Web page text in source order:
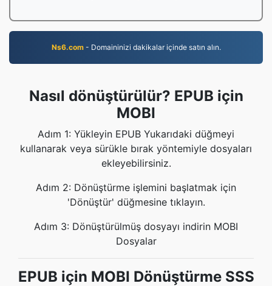
Ns6.com- Domaininizi dakikalar içinde satın alın.
Nasıl dönüştürülür? EPUB için
MOBI
Adım 1: Yükleyin EPUB Yukarıdaki düğmeyi
kullanarak veya sürükle bırak yöntemiyle dosyaları
ekleyebilirsiniz.
Adım 2: Dönüştürme işlemini başlatmak için
'Dönüştür' düğmesine tıklayın.
Adım 3: Dönüştürülmüş dosyayı indirin MOBI
Dosyalar
EPUB için MOBI Dönüştürme SSS